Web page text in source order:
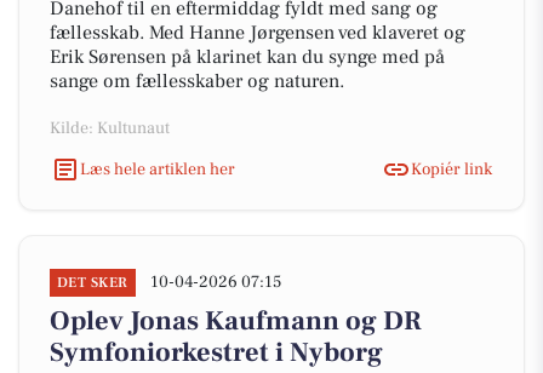
Danehof til en eftermiddag fyldt med sang og
fællesskab. Med Hanne Jørgensen ved klaveret og
Erik Sørensen på klarinet kan du synge med på
sange om fællesskaber og naturen.
Kilde: Kultunaut
Læs hele artiklen her
Kopiér link
DET SKER 10-04-2026 07:15
Oplev Jonas Kaufmann og DR
Symfoniorkestret i Nyborg